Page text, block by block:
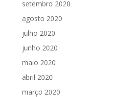
setembro 2020
agosto 2020
julho 2020
junho 2020
maio 2020
abril 2020
março 2020